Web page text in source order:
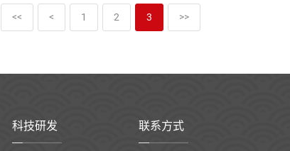
<< < 1 2 3 >>
科技研发 联系方式